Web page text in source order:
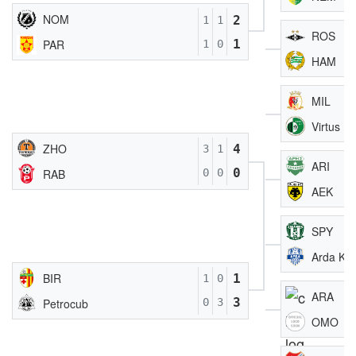
NOM
PAR
1
1
1
0
2
1
ZHO
RAB
3
0
1
0
4
0
BIR
Petrocub
1
0
0
3
1
3
ROS
HAM
MIL
Virtus
ARI
AEK
SPY
Arda
ARA
OMO